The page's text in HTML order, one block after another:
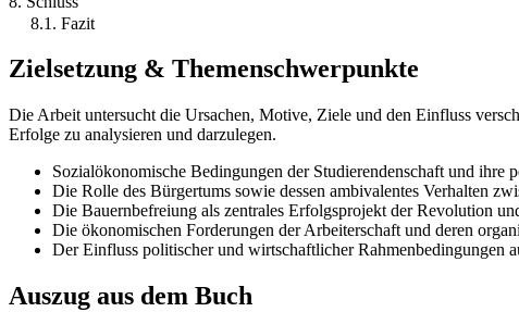
8.1. Fazit
Zielsetzung & Themenschwerpunkte
Die Arbeit untersucht die Ursachen, Motive, Ziele und den Einfluss
Erfolge zu analysieren und darzulegen.
Sozialökonomische Bedingungen der Studierendenschaft und
Die Rolle des Bürgertums sowie dessen ambivalentes Verhalten
Die Bauernbefreiung als zentrales Erfolgsprojekt der Revolution
Die ökonomischen Forderungen der Arbeiterschaft und deren
Der Einfluss politischer und wirtschaftlicher Rahmenbedingungen
Auszug aus dem Buch